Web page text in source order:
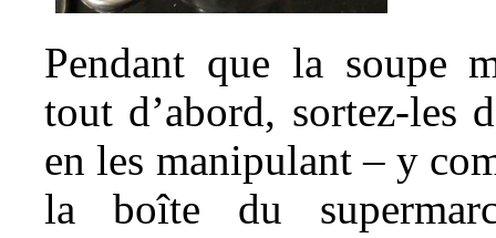
Pendant que la soupe
tout d’abord, sortez-les
en les manipulant – y
la boîte du